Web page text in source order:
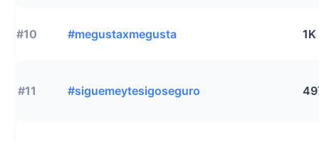
#10 #megustaxmegusta 1K
#11 #siguemeytesigoseguro